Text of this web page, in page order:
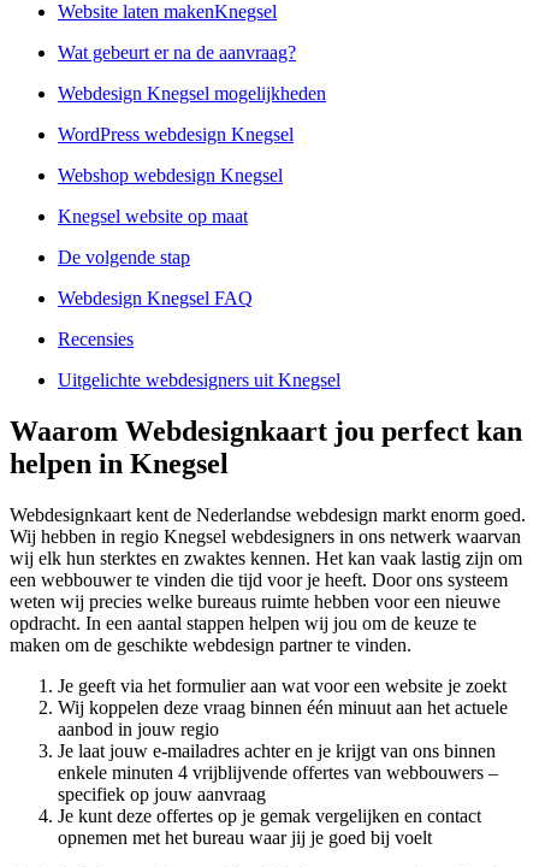
Website laten makenKnegsel
Wat gebeurt er na de aanvraag?
Webdesign Knegsel mogelijkheden
WordPress webdesign Knegsel
Webshop webdesign Knegsel
Knegsel website op maat
De volgende stap
Webdesign Knegsel FAQ
Recensies
Uitgelichte webdesigners uit Knegsel
Waarom Webdesignkaart jou perfect kan
helpen in Knegsel
Webdesignkaart kent de Nederlandse webdesign markt enorm goed.
Wij hebben in regio Knegsel webdesigners in ons netwerk waarvan
wij elk hun sterktes en zwaktes kennen. Het kan vaak lastig zijn om
een webbouwer te vinden die tijd voor je heeft. Door ons systeem
weten wij precies welke bureaus ruimte hebben voor een nieuwe
opdracht. In een aantal stappen helpen wij jou om de keuze te
maken om de geschikte webdesign partner te vinden.
Je geeft via het formulier aan wat voor een website je zoekt
Wij koppelen deze vraag binnen één minuut aan het actuele
aanbod in jouw regio
Je laat jouw e-mailadres achter en je krijgt van ons binnen
enkele minuten 4 vrijblijvende offertes van webbouwers –
specifiek op jouw aanvraag
Je kunt deze offertes op je gemak vergelijken en contact
opnemen met het bureau waar jij je goed bij voelt